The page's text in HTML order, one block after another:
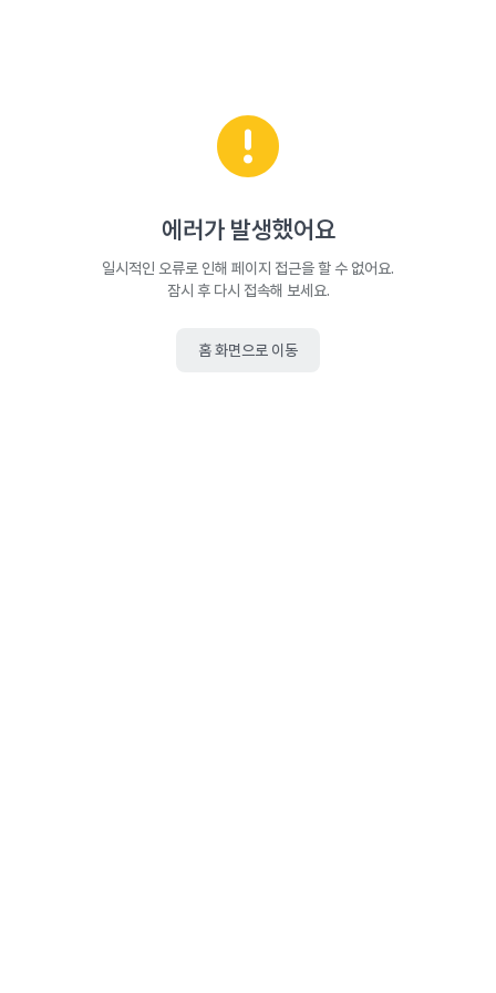
에러가 발생했어요
일시적인 오류로 인해 페이지 접근을 할 수 없어요.
잠시 후 다시 접속해 보세요.
홈 화면으로 이동